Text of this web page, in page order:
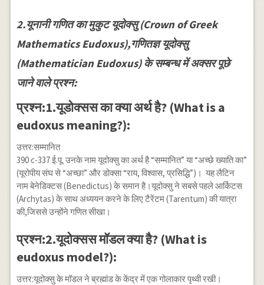
2.यूनानी गणित का मुकुट यूदोक्सु (Crown of Greek
Mathematics Eudoxus),गणितज्ञ यूदोक्सु
(Mathematician Eudoxus) के सम्बन्ध में अक्सर पूछे
जाने वाले प्रश्न:
प्रश्न:1.यूडोक्सस का क्या अर्थ है? (What is a
eudoxus meaning?):
उत्तर:सम्मानित
390 c-337 ई.पू. उनके नाम यूदोक्सु का अर्थ है “सम्मानित” या “अच्छे ख्याति का”
(यूरोपीय संघ से “अच्छा” और डोक्सा “राय, विश्वास, प्रसिद्धि”)। यह लैटिन
नाम बेनेडिक्टस (Benedictus) के समान है।यूदोक्सु ने सबसे पहले आर्किटस
(Archytas) के साथ अध्ययन करने के लिए टैरेंटम (Tarentum) की यात्रा
की,जिससे उन्होंने गणित सीखा।
प्रश्न:2.यूदोक्सस मॉडल क्या है? (What is
eudoxus model?):
उत्तर:यूदोक्सु के मॉडल ने ब्रह्मांड के केंद्र में एक गोलाकार पृथ्वी रखी।